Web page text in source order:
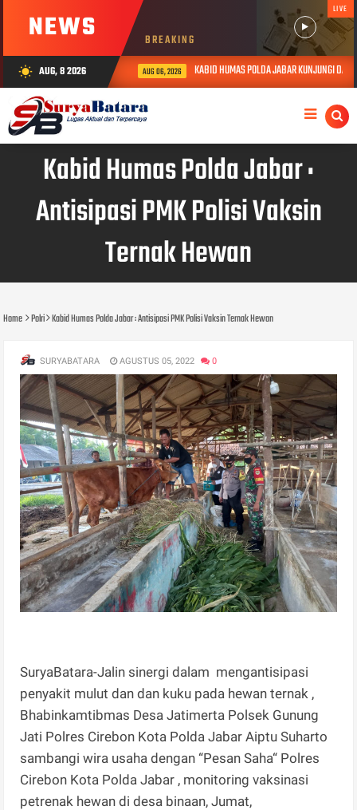
NEWS BREAKING
LIVE
wb_sunny AUG, 8 2026 AUG 06, 2026 KABID HUMAS POLDA JABAR KUNJUNGI DAN
Kabid Humas Polda Jabar :
Antisipasi PMK Polisi Vaksin
Ternak Hewan
Home Polri Kabid Humas Polda Jabar : Antisipasi PMK Polisi Vaksin Ternak Hewan
SURYABATARA AGUSTUS 05, 2022 0
SuryaBatara-Jalin sinergi dalam mengantisipasi
penyakit mulut dan dan kuku pada hewan ternak ,
Bhabinkamtibmas Desa Jatimerta Polsek Gunung
Jati Polres Cirebon Kota Polda Jabar Aiptu Suharto
sambangi wira usaha dengan “Pesan Saha“ Polres
Cirebon Kota Polda Jabar , monitoring vaksinasi
petrenak hewan di desa binaan, Jumat,